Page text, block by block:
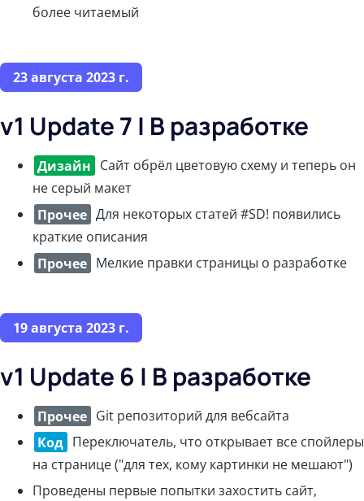
более читаемый
23 августа 2023 г.
v1 Update 7 | В разработке
Дизайн Сайт обрёл цветовую схему и теперь он
не серый макет
Прочее Для некоторых статей #SD! появились
краткие описания
Прочее Мелкие правки страницы о разработке
19 августа 2023 г.
v1 Update 6 | В разработке
Прочее Git репозиторий для вебсайта
Код Переключатель, что открывает все спойлеры
на странице ("для тех, кому картинки не мешают")
Проведены первые попытки захостить сайт,